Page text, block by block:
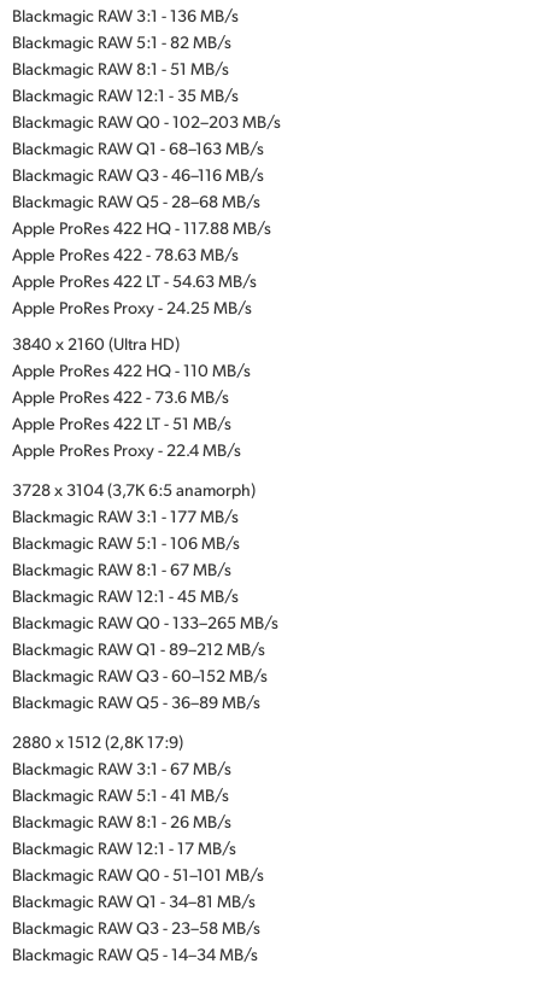
Blackmagic RAW 3:1 - 136 MB/s
Blackmagic RAW 5:1 - 82 MB/s
Blackmagic RAW 8:1 - 51 MB/s
Blackmagic RAW 12:1 - 35 MB/s
Blackmagic RAW Q0 - 102–203 MB/s
Blackmagic RAW Q1 - 68–163 MB/s
Blackmagic RAW Q3 - 46–116 MB/s
Blackmagic RAW Q5 - 28–68 MB/s
Apple ProRes 422 HQ - 117.88 MB/s
Apple ProRes 422 - 78.63 MB/s
Apple ProRes 422 LT - 54.63 MB/s
Apple ProRes Proxy - 24.25 MB/s
3840 x 2160 (Ultra HD)
Apple ProRes 422 HQ - 110 MB/s
Apple ProRes 422 - 73.6 MB/s
Apple ProRes 422 LT - 51 MB/s
Apple ProRes Proxy - 22.4 MB/s
3728 x 3104 (3,7K 6:5 anamorph)
Blackmagic RAW 3:1 - 177 MB/s
Blackmagic RAW 5:1 - 106 MB/s
Blackmagic RAW 8:1 - 67 MB/s
Blackmagic RAW 12:1 - 45 MB/s
Blackmagic RAW Q0 - 133–265 MB/s
Blackmagic RAW Q1 - 89–212 MB/s
Blackmagic RAW Q3 - 60–152 MB/s
Blackmagic RAW Q5 - 36–89 MB/s
2880 x 1512 (2,8K 17:9)
Blackmagic RAW 3:1 - 67 MB/s
Blackmagic RAW 5:1 - 41 MB/s
Blackmagic RAW 8:1 - 26 MB/s
Blackmagic RAW 12:1 - 17 MB/s
Blackmagic RAW Q0 - 51–101 MB/s
Blackmagic RAW Q1 - 34–81 MB/s
Blackmagic RAW Q3 - 23–58 MB/s
Blackmagic RAW Q5 - 14–34 MB/s